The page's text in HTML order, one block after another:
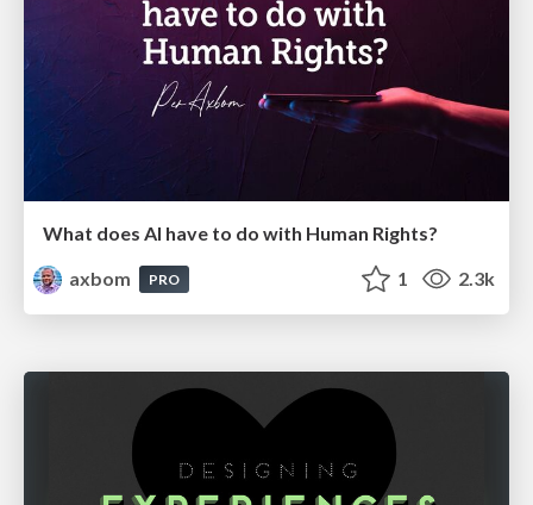
What does AI have to do with Human Rights?
axbom
PRO 1 2.3k